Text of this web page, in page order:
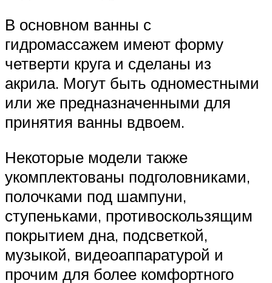
В основном ванны с
гидромассажем имеют форму
четверти круга и сделаны из
акрила. Могут быть одноместными
или же предназначенными для
принятия ванны вдвоем.
Некоторые модели также
укомплектованы подголовниками,
полочками под шампуни,
ступеньками, противоскользящим
покрытием дна, подсветкой,
музыкой, видеоаппаратурой и
прочим для более комфортного